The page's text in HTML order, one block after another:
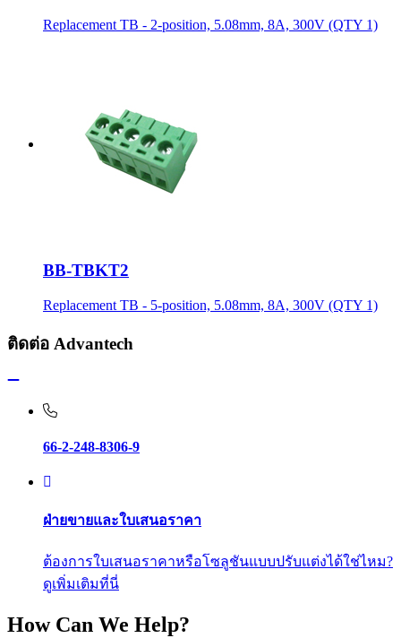
Replacement TB - 2-position, 5.08mm, 8A, 300V (QTY 1)
BB-TBKT2
Replacement TB - 5-position, 5.08mm, 8A, 300V (QTY 1)
ติดต่อ Advantech
66-2-248-8306-9
ฝ่ายขายและใบเสนอราคา
ต้องการใบเสนอราคาหรือโซลูชันแบบปรับแต่งได้ใช่ไหม?
ดูเพิ่มเติมที่นี่
How Can We Help?